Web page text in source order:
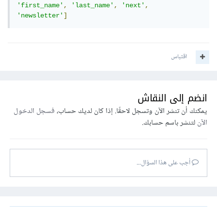
'first_name', 'last_name', 'next',
'newsletter']
اقتباس
انضم إلى النقاش
يمكنك أن تنشر الآن وتسجل لاحقًا. إذا كان لديك حساب،فسجل الدخول
الآنلتنشر باسم حسابك.
أجب على هذا السؤال...